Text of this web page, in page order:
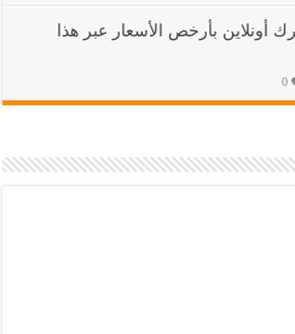
أونلاين بأرخص الأسعار عبر هذا
0